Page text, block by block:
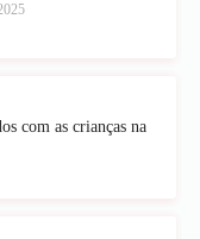
com as crianças na